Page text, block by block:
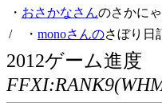
・ おさかなさんのさかに
/ ・ monoさんのさぼり日
2012ゲーム進度